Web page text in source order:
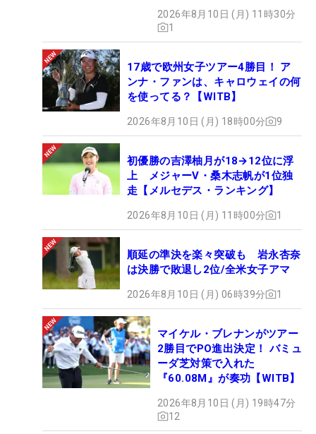
2026年8月10日 (月) 11時30分
1
17歳で欧州女子ツアー4勝目！ ア
ンナ・ファンは、キャロウェイの何
を使ってる？【WITB】
2026年8月10日 (月) 18時00分 9
初優勝の吉澤柚月が18→12位に浮
上 メジャーV・桑木志帆が1位独
走【メルセデス・ランキング】
2026年8月10日 (月) 11時00分 1
順延の準決を楽々突破も 岩永杏奈
は決勝で敗退し2位/全米女子アマ
2026年8月10日 (月) 06時39分 1
マイケル・ブレナンがツアー
2勝目でPO進出決定！ バミュ
ーダ芝対策で入れた
『60.08M』が奏功【WITB】
2026年8月10日 (月) 19時47分
12